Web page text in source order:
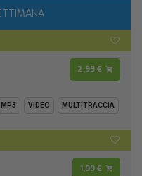
2,99 €
MP3 VIDEO MULTITRACCIA
1,99 €